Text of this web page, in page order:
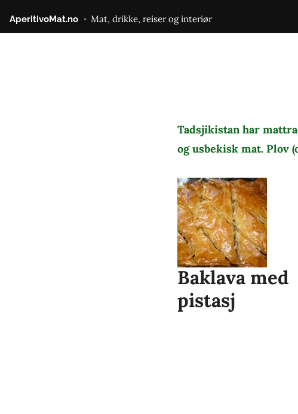
AperitivoMat.no Mat, drikke, reiser og interiør
Tadsjikistan har
og usbekisk mat. Plov
Baklava med
pistasj